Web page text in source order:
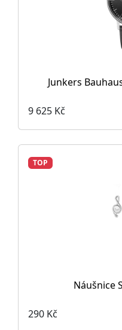
Junkers
9 625 Kč
TOP
Náušnice
290 Kč